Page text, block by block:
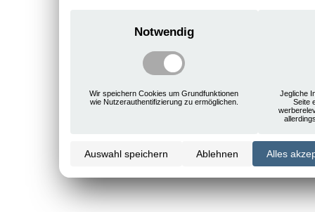
Notwendig
Wir speichern Cookies um Grundfunktionen
wie Nutzerauthentifizierung zu ermöglichen.
Jegliche
Seite
Auswahl speichern Ablehnen Alles